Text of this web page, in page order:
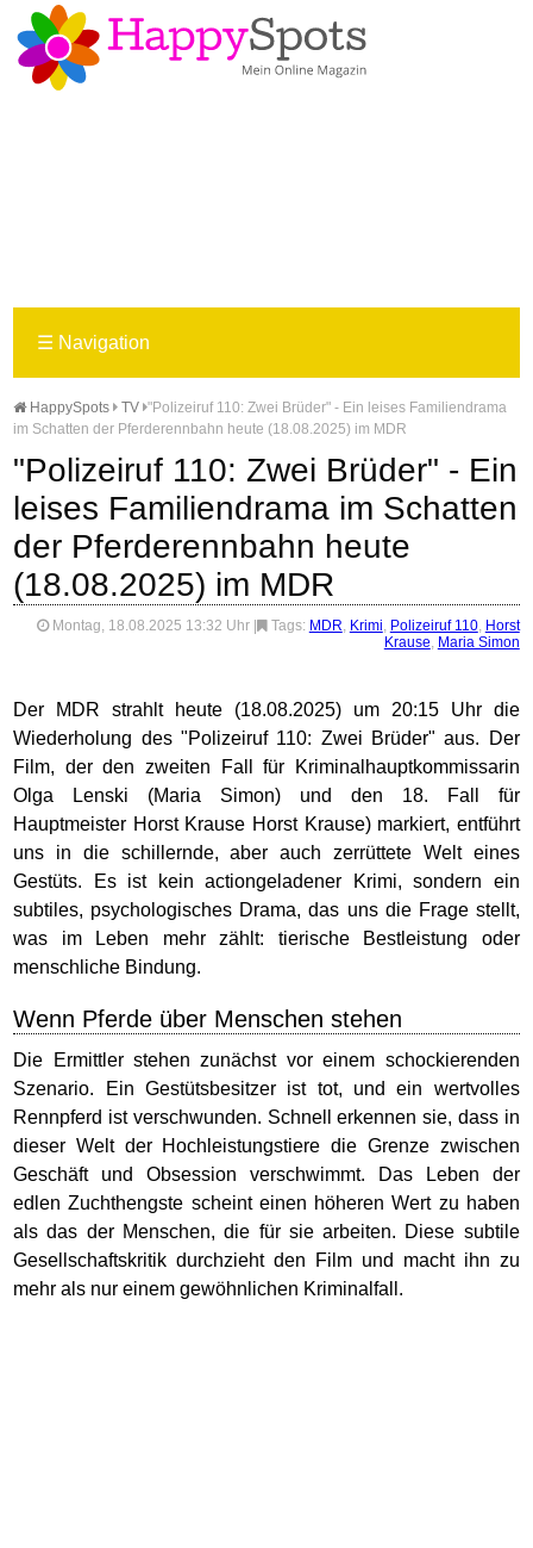
☰ Navigation
HappySpots TV "Polizeiruf 110: Zwei Brüder" - Ein leises Familiendrama
im Schatten der Pferderennbahn heute (18.08.2025) im MDR
"Polizeiruf 110: Zwei Brüder" - Ein
leises Familiendrama im Schatten
der Pferderennbahn heute
(18.08.2025) im MDR
Montag, 18.08.2025 13:32 Uhr Tags: MDR, Krimi, Polizeiruf 110, Horst
Krause, Maria Simon
Der MDR strahlt heute (18.08.2025) um 20:15 Uhr die
Wiederholung des "Polizeiruf 110: Zwei Brüder" aus. Der
Film, der den zweiten Fall für Kriminalhauptkommissarin
Olga Lenski (Maria Simon) und den 18. Fall für
Hauptmeister Horst Krause Horst Krause) markiert, entführt
uns in die schillernde, aber auch zerrüttete Welt eines
Gestüts. Es ist kein actiongeladener Krimi, sondern ein
subtiles, psychologisches Drama, das uns die Frage stellt,
was im Leben mehr zählt: tierische Bestleistung oder
menschliche Bindung.
Wenn Pferde über Menschen stehen
Die Ermittler stehen zunächst vor einem schockierenden
Szenario. Ein Gestütsbesitzer ist tot, und ein wertvolles
Rennpferd ist verschwunden. Schnell erkennen sie, dass in
dieser Welt der Hochleistungstiere die Grenze zwischen
Geschäft und Obsession verschwimmt. Das Leben der
edlen Zuchthengste scheint einen höheren Wert zu haben
als das der Menschen, die für sie arbeiten. Diese subtile
Gesellschaftskritik durchzieht den Film und macht ihn zu
mehr als nur einem gewöhnlichen Kriminalfall.